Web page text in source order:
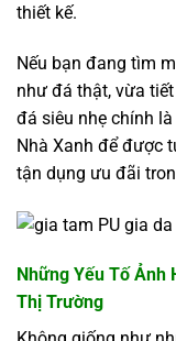
thiết kế.
Nếu bạn đang tìm
như đá thật, vừa
đá siêu nhẹ chính
Nhà Xanh để được
tận dụng ưu đãi
Những Yếu Tố Ảnh
Thị Trường